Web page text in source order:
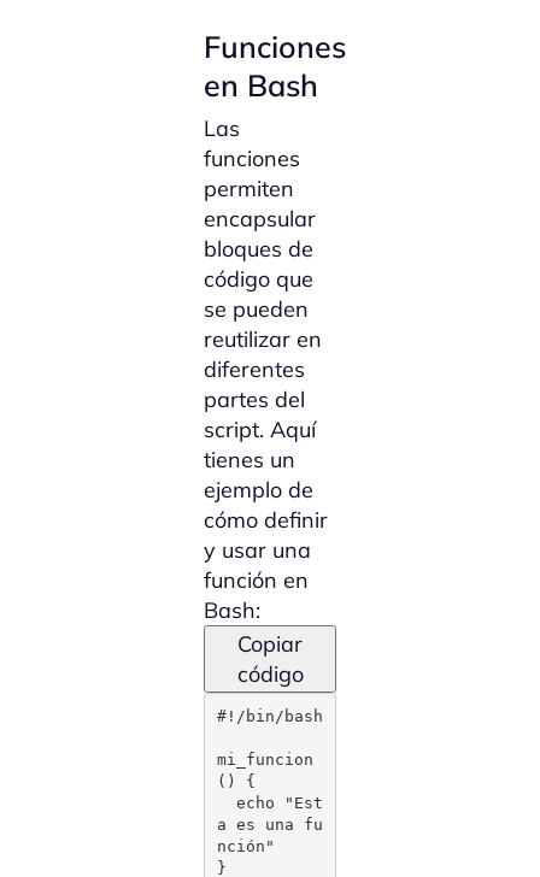
Funciones
en Bash
Las
funciones
permiten
encapsular
bloques de
código que
se pueden
reutilizar en
diferentes
partes del
script. Aquí
tienes un
ejemplo de
cómo definir
y usar una
función en
Bash:
Copiar
código
#!/bin/bash
mi_funcion
() {
a es una fu
nción"
}